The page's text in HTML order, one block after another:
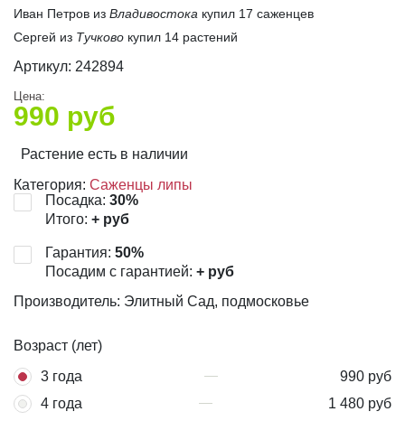
Иван Петров из Владивостока купил 17 саженцев
Сергей из Тучково купил 14 растений
Артикул: 242894
Цена:
990 руб
Растение есть в наличии
Категория: Саженцы липы
Посадка: 30%
Итого: + руб
Гарантия: 50%
Посадим с гарантией: + руб
Производитель: Элитный Сад, подмосковье
Возраст (лет)
3 года
990 руб
4 года
1 480 руб